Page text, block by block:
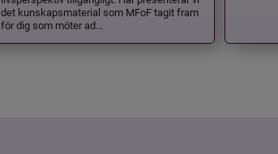
det kunskapsmaterial som MFoF tagit fram
för dig som möter ad...